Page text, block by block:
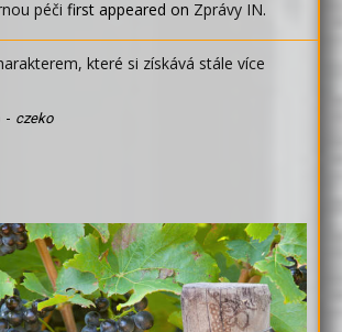
péči first appeared on Zprávy IN.
které si získává stále více
- czeko